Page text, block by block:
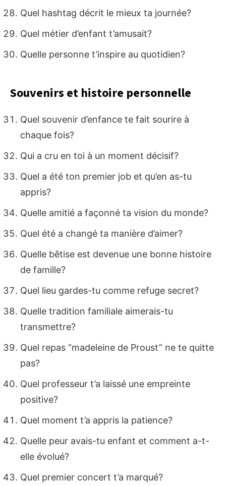
Quel hashtag décrit le mieux ta journée?
Quel métier d’enfant t’amusait?
Quelle personne t’inspire au quotidien?
Souvenirs et histoire personnelle
Quel souvenir d’enfance te fait sourire à
chaque fois?
Qui a cru en toi à un moment décisif?
Quel a été ton premier job et qu’en as-tu
appris?
Quelle amitié a façonné ta vision du monde?
Quel été a changé ta manière d’aimer?
Quelle bêtise est devenue une bonne histoire
de famille?
Quel lieu gardes-tu comme refuge secret?
Quelle tradition familiale aimerais-tu
transmettre?
Quel repas “madeleine de Proust” ne te quitte
pas?
Quel professeur t’a laissé une empreinte
positive?
Quel moment t’a appris la patience?
Quelle peur avais-tu enfant et comment a-t-
elle évolué?
Quel premier concert t’a marqué?